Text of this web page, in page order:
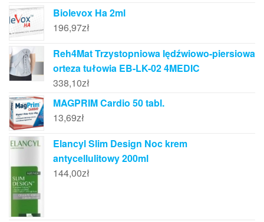
Biolevox Ha 2ml
196,97zł
Reh4Mat Trzystopniowa lędźwiowo-piersiowa
orteza tułowia EB-LK-02 4MEDIC
338,10zł
MAGPRIM Cardio 50 tabl.
13,69zł
Elancyl Slim Design Noc krem
antycellulitowy 200ml
144,00zł